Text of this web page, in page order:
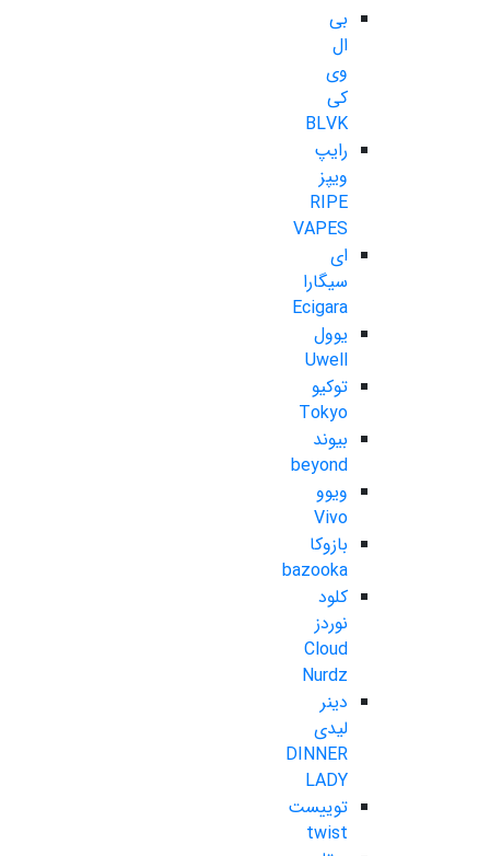
بی
ال
وی
کی
BLVK
رایپ
ویپز
RIPE
VAPES
ای
سیگارا
Ecigara
یوول
Uwell
توکیو
Tokyo
بیوند
beyond
ویوو
Vivo
بازوکا
bazooka
کلود
نوردز
Cloud
Nurdz
دینر
لیدی
DINNER
LADY
توییست
twist